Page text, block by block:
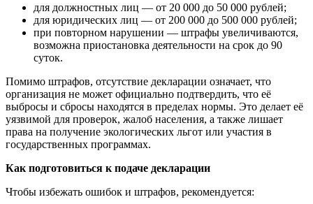
для должностных лиц — от 20 000 до 50 000 рублей;
для юридических лиц — от 200 000 до 500 000 рублей;
при повторном нарушении — штрафы увеличиваются,
возможна приостановка деятельности на срок до 90
суток.
Помимо штрафов, отсутствие декларации означает, что
организация не может официально подтвердить, что её
выбросы и сбросы находятся в пределах нормы. Это делает её
уязвимой для проверок, жалоб населения, а также лишает
права на получение экологических льгот или участия в
государственных программах.
Как подготовиться к подаче декларации
Чтобы избежать ошибок и штрафов, рекомендуется: